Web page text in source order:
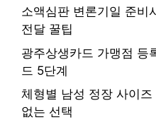
소액심판 변론기일 준비
전달 꿀팁
광주상생카드 가맹점 등
드 5단계
체형별 남성 정장 사이
없는 선택